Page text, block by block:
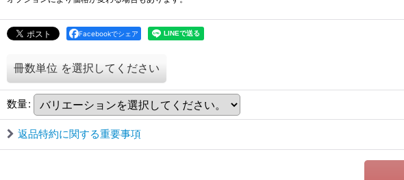
Facebookでシェア
冊数単位 を選択してください
数量:
返品特約に関する重要事項